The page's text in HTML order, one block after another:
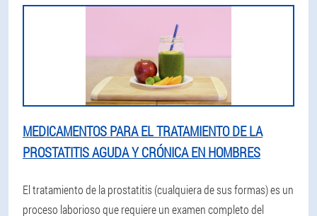
MEDICAMENTOS PARA EL TRATAMIENTO DE LA
PROSTATITIS AGUDA Y CRÓNICA EN HOMBRES
El tratamiento de la prostatitis (cualquiera de sus formas) es un
proceso laborioso que requiere un examen completo del